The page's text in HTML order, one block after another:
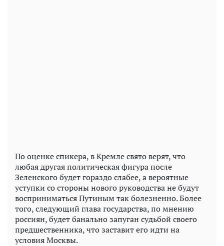
По оценке спикера, в Кремле свято верят, что
любая другая политическая фигура после
Зеленского будет гораздо слабее, а вероятные
уступки со стороны нового руководства не будут
восприниматься Путиным так болезненно. Более
того, следующий глава государства, по мнению
россиян, будет банально запуган судьбой своего
предшественника, что заставит его идти на
условия Москвы.